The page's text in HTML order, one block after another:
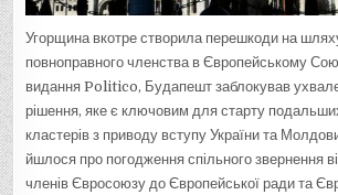
Угорщина вкотре створила перешкоди на
повноправного членства в Європейському
видання Politico, Будапешт заблокував
рішення, яке є ключовим для старту
кластерів з приводу вступу України та
йшлося про погодження спільного звернення
членів Євросоюзу до Європейської ради та